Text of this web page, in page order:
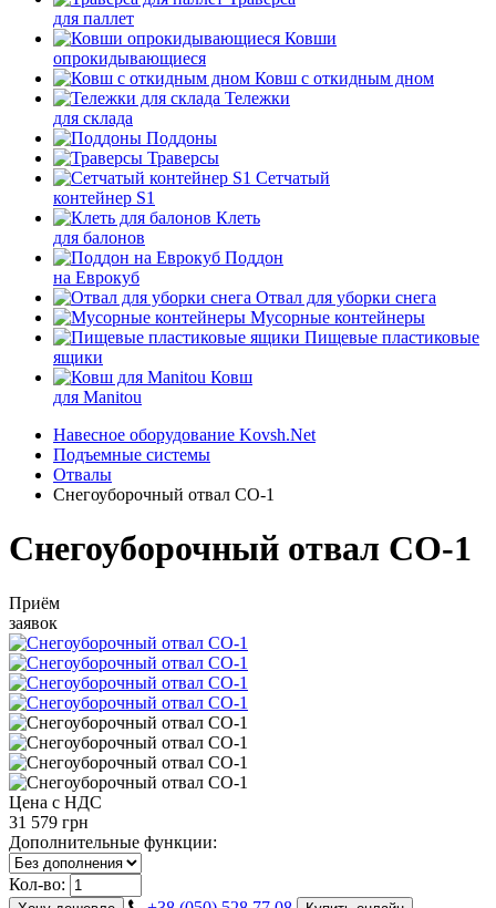
для паллет
Ковши
опрокидывающиеся
Ковш с откидным дном
Тележки
для склада
Поддоны
Траверсы
Сетчатый
контейнер S1
Клеть
для балонов
Поддон
на Еврокуб
Отвал для уборки снега
Мусорные контейнеры
Пищевые пластиковые
ящики
Ковш
для Manitou
Навесное оборудование Kovsh.Net
Подъемные системы
Отвалы
Снегоуборочный отвал СО-1
Снегоуборочный отвал СО-1
Приём
заявок
Цена с НДС
31 579 грн
Дополнительные функции:
Кол-во: